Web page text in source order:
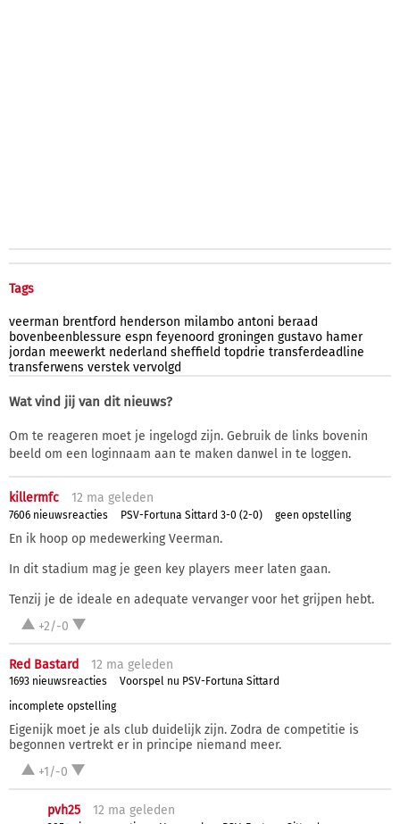
Tags
veerman brentford henderson milambo antoni beraad
bovenbeenblessure espn feyenoord groningen gustavo hamer
jordan meewerkt nederland sheffield topdrie transferdeadline
transferwens verstek vervolgd
Wat vind jij van dit nieuws?
Om te reageren moet je ingelogd zijn. Gebruik de links bovenin
beeld om een loginnaam aan te maken danwel in te loggen.
killermfc 12 ma geleden
7606 nieuwsreacties PSV-Fortuna Sittard 3-0 (2-0) geen opstelling
En ik hoop op medewerking Veerman.
In dit stadium mag je geen key players meer laten gaan.
Tenzij je de ideale en adequate vervanger voor het grijpen hebt.
+2/-0
Red Bastard 12 ma geleden
1693 nieuwsreacties
Voorspel nu PSV-Fortuna Sittard
incomplete opstelling
Eigenijk moet je als club duidelijk zijn. Zodra de competitie is
begonnen vertrekt er in principe niemand meer.
+1/-0
pvh25 12 ma geleden